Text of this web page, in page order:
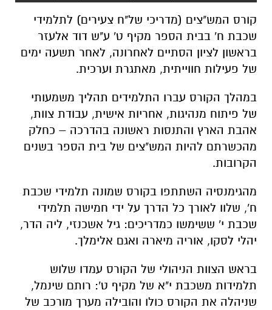
קורס המש"צים (מדריכי של"ח צעירים) לתלמידי
שכבת ח' בבית הספר מקיף ט' ע"ש דוד אלעזר
בראשון לציון הסתיים לאחרונה, לאחר תשעה ימים
של פעילות חווייתית, מאתגרת וערכית.
במהלך הקורס עברו התלמידים תהליך משמעותי
של פיתוח מנהיגות, אחריות אישית, עבודת צוות,
אהבת הארץ והתנסות ראשונה בהדרכה – כחלק
מהכשרתם להיות המש"צים של בית הספר בשנים
הקרובות.
מהגימנסיה השתתפו בקורס שמונה תלמידי שכבת
ח', שלוו לאורך כל הדרך על ידי חמישה תלמידי
שכבת י' ששימשו כמדריכים: גיל אשכנזי, ליה הדר,
יהלי לסקו, אוריה מיארה ואגם אלימלך.
בראש הצוות הניהולי של הקורס עמדו שלוש
תלמידות משכבת י"א של מקיף ט': רותם שינמל,
שניהלה את הקורס כולו והובילה מערך מורכב של